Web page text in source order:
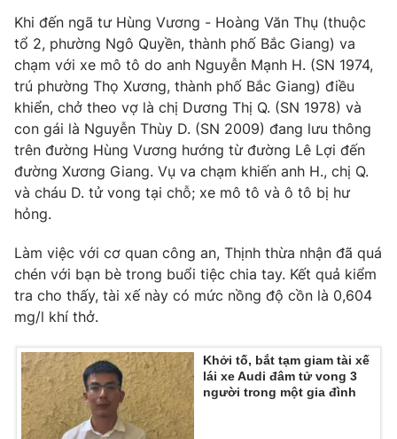
Chất lượng cuộc sống
Học trực tuyến
Công nghệ
Hitech Công nghệ tương lai
Sản phẩm
Thị trường
Tư vấn
Giao lưu trực tuyến
Lịch phát sóng
Chuyên mục khác
Emagazine
Photo Infographic
Video
VTV Money VTV Thể thao
VTV Sức khoẻ Bất động sản
Khi đến ngã tư Hùng Vương - Hoàng Văn Thụ (thuộc
tổ 2, phường Ngô Quyền, thành phố Bắc Giang) va
chạm với xe mô tô do anh Nguyễn Mạnh H. (SN 1974,
trú phường Thọ Xương, thành phố Bắc Giang) điều
khiển, chở theo vợ là chị Dương Thị Q. (SN 1978) và
con gái là Nguyễn Thùy D. (SN 2009) đang lưu thông
trên đường Hùng Vương hướng từ đường Lê Lợi đến
đường Xương Giang. Vụ va chạm khiến anh H., chị Q.
và cháu D. tử vong tại chỗ; xe mô tô và ô tô bị hư
hỏng.
Làm việc với cơ quan công an, Thịnh thừa nhận đã quá
chén với bạn bè trong buổi tiệc chia tay. Kết quả kiểm
tra cho thấy, tài xế này có mức nồng độ cồn là 0,604
mg/l khí thở.
Khởi tố, bắt tạm giam tài xế
lái xe Audi đâm tử vong 3
người trong một gia đình